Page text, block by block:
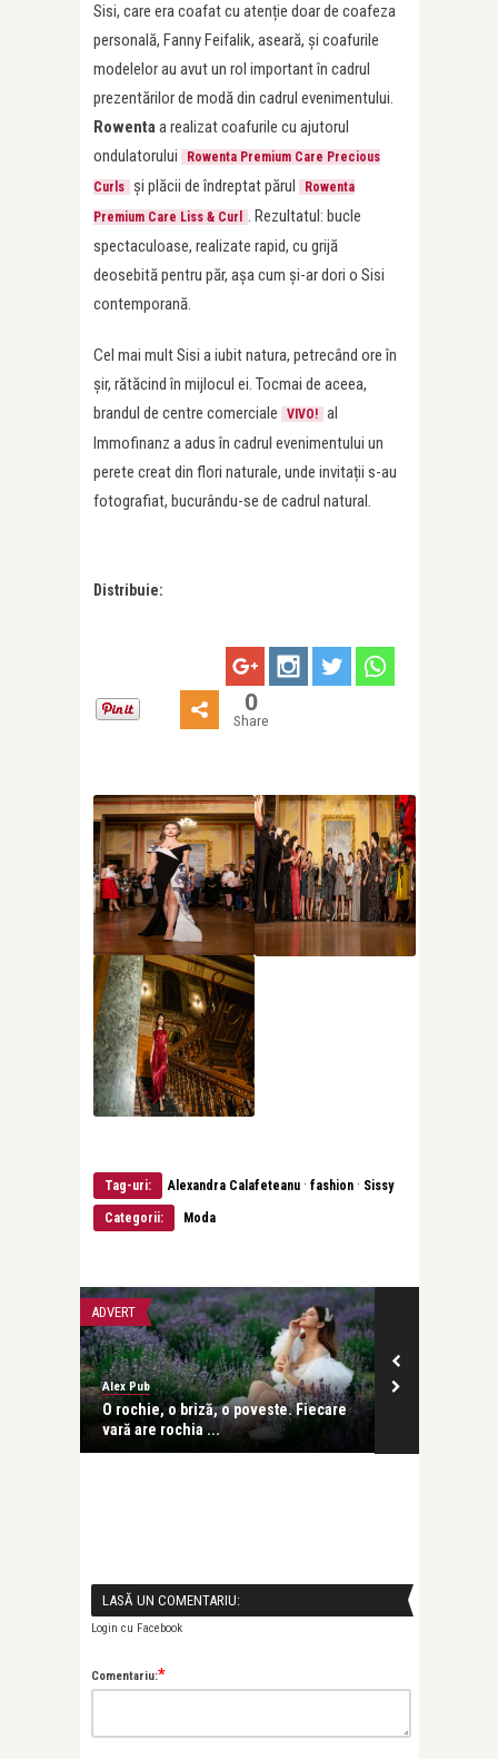
Sisi, care era coafat cu atenție doar de coafeza
personală, Fanny Feifalik, aseară, și coafurile
modelelor au avut un rol important în cadrul
prezentărilor de modă din cadrul evenimentului.
Rowentaa realizat coafurile cu ajutorul
ondulatorului
Rowenta Premium Care Precious
Curls
și plăcii de îndreptat părul
Rowenta
Premium Care Liss & Curl
. Rezultatul: bucle
spectaculoase, realizate rapid, cu grijă
deosebită pentru păr, așa cum și-ar dori o Sisi
contemporană.
Cel mai mult Sisi a iubit natura, petrecând ore în
șir, rătăcind în mijlocul ei. Tocmai de aceea,
brandul de centre comerciale
VIVO! al
Immofinanz a adus în cadrul evenimentului un
perete creat din flori naturale, unde invitații s-au
fotografiat, bucurându-se de cadrul natural.
Distribuie:
0
Share
Tag-uri: Alexandra Calafeteanu · fashion · Sissy
Categorii: Moda
ADVERT
Alex Pub
O rochie, o briză, o poveste. Fiecare
vară are rochia ...
LASĂ UN COMENTARIU:
Login cu Facebook
Comentariu:*